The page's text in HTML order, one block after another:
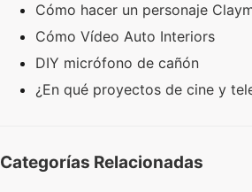
Cómo hacer un personaje
Cómo Vídeo Auto Interiors
DIY micrófono de cañón
¿En qué proyectos de cine y
Categorías Relacionadas